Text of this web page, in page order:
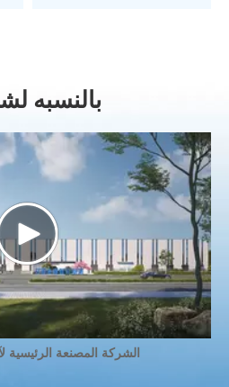
بالنسبه
الشركة المصنعة الرئيسية